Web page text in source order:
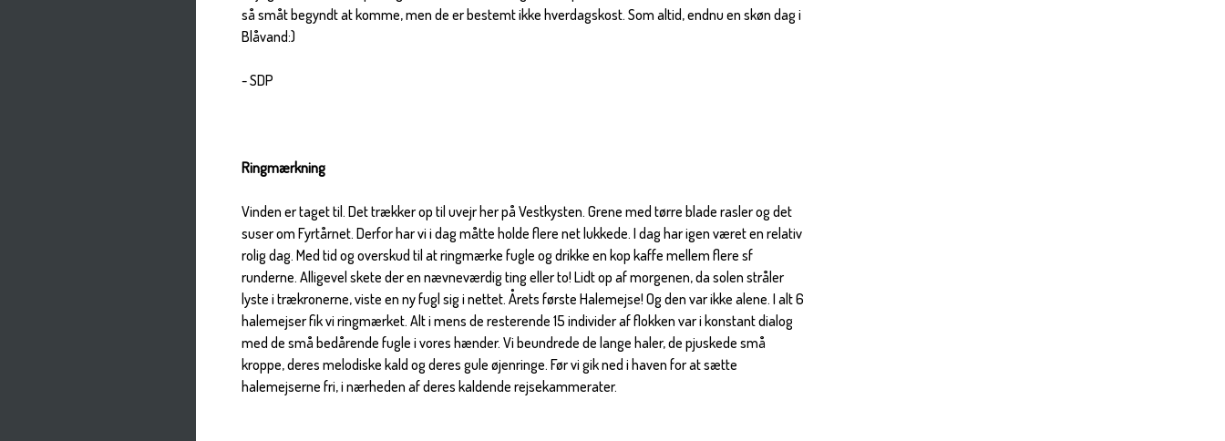
så småt begyndt at komme, men de er bestemt ikke hverdagskost. Som altid, endnu en skøn dag i
Blåvand:)
- SDP
Ringmærkning
Vinden er taget til. Det trækker op til uvejr her på Vestkysten. Grene med tørre blade rasler og det
suser om Fyrtårnet. Derfor har vi i dag måtte holde flere net lukkede. I dag har igen været en relativ
rolig dag. Med tid og overskud til at ringmærke fugle og drikke en kop kaffe mellem flere sf
runderne. Alligevel skete der en nævneværdig ting eller to! Lidt op af morgenen, da solen stråler
lyste i trækronerne, viste en ny fugl sig i nettet. Årets første Halemejse! Og den var ikke alene. I alt 6
halemejser fik vi ringmærket. Alt i mens de resterende 15 individer af flokken var i konstant dialog
med de små bedårende fugle i vores hænder. Vi beundrede de lange haler, de pjuskede små
kroppe, deres melodiske kald og deres gule øjenringe. Før vi gik ned i haven for at sætte
halemejserne fri, i nærheden af deres kaldende rejsekammerater.